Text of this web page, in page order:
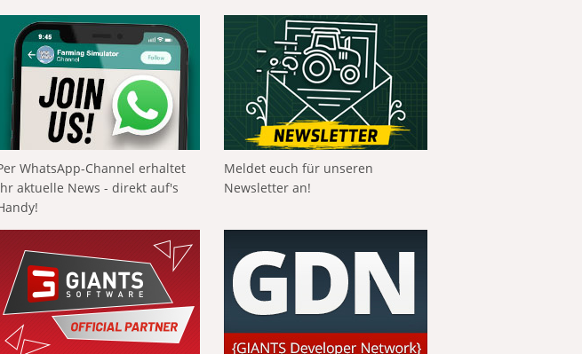
WhatsApp-Channel erhaltet
aktuelle News - direkt auf's
Meldet euch für unseren
Newsletter an!